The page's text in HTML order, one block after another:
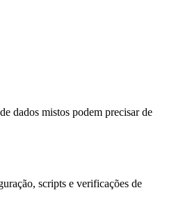
dados mistos podem precisar de
scripts e verificações de